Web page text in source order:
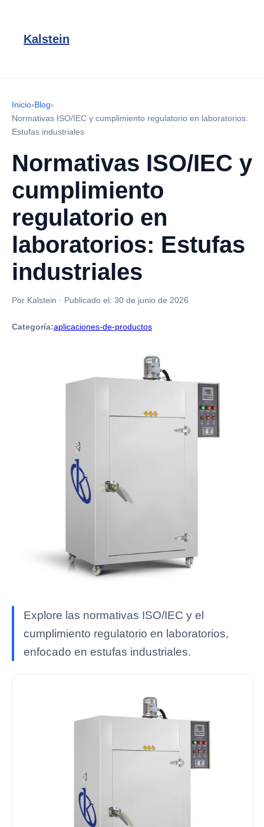
Kalstein
Inicio›Blog›
Normativas ISO/IEC y cumplimiento regulatorio en laboratorios:
Estufas industriales
Normativas ISO/IEC y
cumplimiento
regulatorio en
laboratorios: Estufas
industriales
Por Kalstein · Publicado el: 30 de junio de 2026
Categoría:aplicaciones-de-productos
Explore las normativas ISO/IEC y el
cumplimiento regulatorio en laboratorios,
enfocado en estufas industriales.